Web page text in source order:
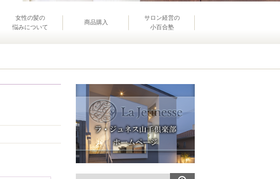
女性の髪の
悩みについて
商品購入
サロン経営の
小百合塾